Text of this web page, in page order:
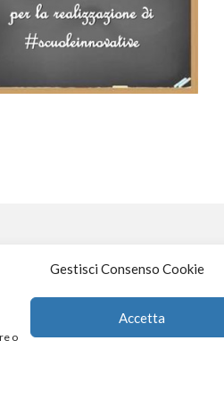
Gestisci Consenso Cookie
o
Accetta